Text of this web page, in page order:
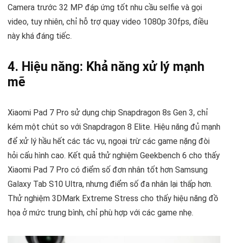
Camera trước 32 MP đáp ứng tốt nhu cầu selfie và gọi
video, tuy nhiên, chỉ hỗ trợ quay video 1080p 30fps, điều
này khá đáng tiếc.
4. Hiệu năng: Khả năng xử lý mạnh
mẽ
Xiaomi Pad 7 Pro sử dụng chip Snapdragon 8s Gen 3, chỉ
kém một chút so với Snapdragon 8 Elite. Hiệu năng đủ mạnh
để xử lý hầu hết các tác vụ, ngoại trừ các game nặng đòi
hỏi cấu hình cao. Kết quả thử nghiệm Geekbench 6 cho thấy
Xiaomi Pad 7 Pro có điểm số đơn nhân tốt hơn Samsung
Galaxy Tab S10 Ultra, nhưng điểm số đa nhân lại thấp hơn.
Thử nghiệm 3DMark Extreme Stress cho thấy hiệu năng đồ
họa ở mức trung bình, chỉ phù hợp với các game nhẹ.